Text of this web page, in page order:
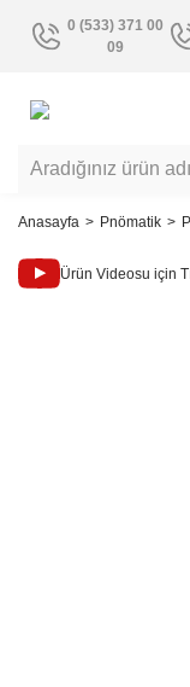
0 (533) 371 00
09
Anasayfa Pnömatik
Ürün Videosu için